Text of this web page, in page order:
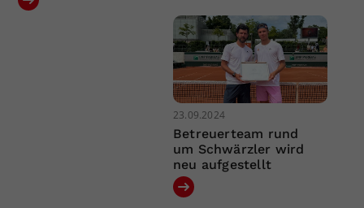
23.09.2024
Betreuerteam rund
um Schwärzler wird
neu aufgestellt